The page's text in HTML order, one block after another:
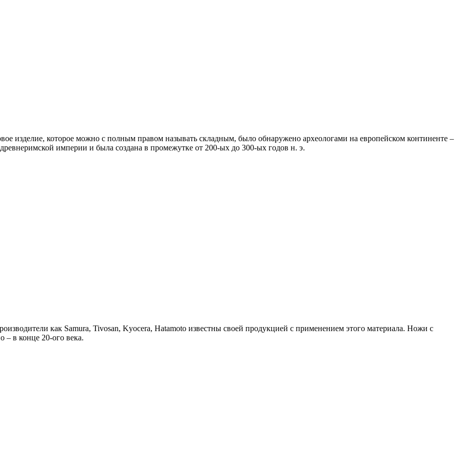
изделие, которое можно с полным правом называть складным, было обнаружено археологами на европейском континенте –
империи и была создана в промежутке от 200-ых до 300-ых годов н. э.
как Samura, Tivosan, Kyocera, Hatamoto известны своей продукцией с применением этого материала. Ножи с
– в конце 20-ого века.